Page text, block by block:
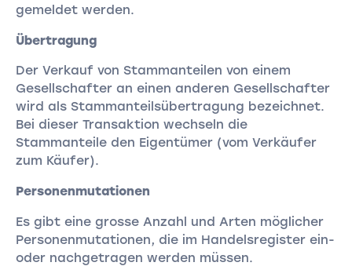
gemeldet werden.
Übertragung
Der Verkauf von Stammanteilen von einem
Gesellschafter an einen anderen Gesellschafter
wird als Stammanteilsübertragung bezeichnet.
Bei dieser Transaktion wechseln die
Stammanteile den Eigentümer (vom Verkäufer
zum Käufer).
Personenmutationen
Es gibt eine grosse Anzahl und Arten möglicher
Personenmutationen, die im Handelsregister ein-
oder nachgetragen werden müssen.